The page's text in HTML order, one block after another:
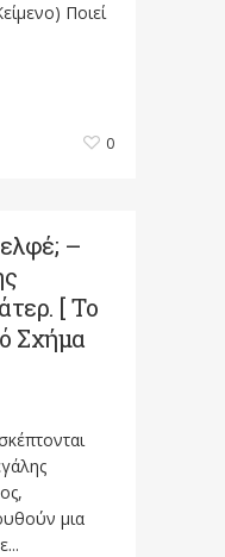
Ποιεί
0
–
[ Το
Σχήμα
μια